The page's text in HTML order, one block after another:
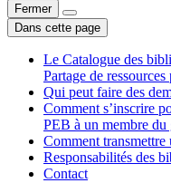
Fermer
Dans cette page
Le Catalogue des
Partage de
Qui peut faire des
Comment s’inscrire
PEB à un membre du
Comment transmettre
Responsabilités des
Contact